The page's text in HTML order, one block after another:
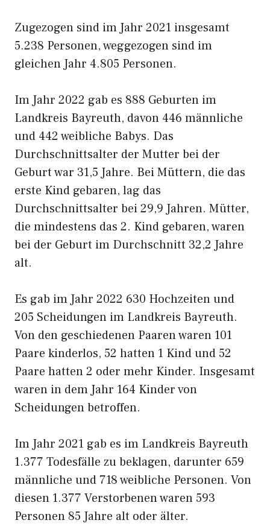
Zugezogen sind im Jahr 2021 insgesamt
5.238 Personen, weggezogen sind im
gleichen Jahr 4.805 Personen.
Im Jahr 2022 gab es 888 Geburten im
Landkreis Bayreuth, davon 446 männliche
und 442 weibliche Babys. Das
Durchschnittsalter der Mutter bei der
Geburt war 31,5 Jahre. Bei Müttern, die das
erste Kind gebaren, lag das
Durchschnittsalter bei 29,9 Jahren. Mütter,
die mindestens das 2. Kind gebaren, waren
bei der Geburt im Durchschnitt 32,2 Jahre
alt.
Es gab im Jahr 2022 630 Hochzeiten und
205 Scheidungen im Landkreis Bayreuth.
Von den geschiedenen Paaren waren 101
Paare kinderlos, 52 hatten 1 Kind und 52
Paare hatten 2 oder mehr Kinder. Insgesamt
waren in dem Jahr 164 Kinder von
Scheidungen betroffen.
Im Jahr 2021 gab es im Landkreis Bayreuth
1.377 Todesfälle zu beklagen, darunter 659
männliche und 718 weibliche Personen. Von
diesen 1.377 Verstorbenen waren 593
Personen 85 Jahre alt oder älter.